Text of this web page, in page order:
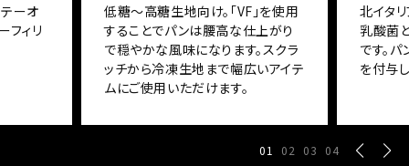
ーオ
フィリ
低糖～高糖生地向け。「VF」を使用
することでパンは腰高な仕上がり
で穏やかな風味になります。スクラ
ッチから冷凍生地まで幅広いアイテ
ムにご使用いただけます。
北イタ
乳酸菌
です。
を付与
01 02 03 04